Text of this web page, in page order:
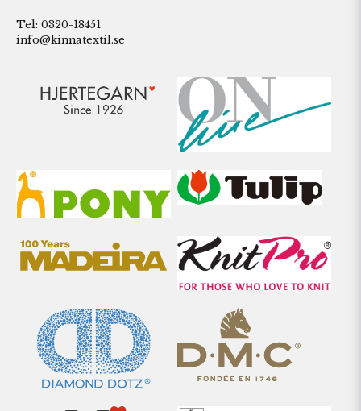
Tel: 0320-18451
info@kinnatextil.se